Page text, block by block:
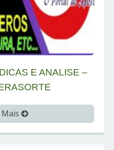
E ANALISE –